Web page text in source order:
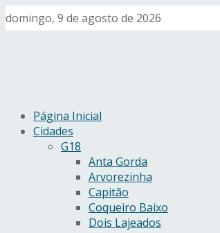
domingo, 9 de agosto de 2026
Página Inicial
Cidades
G18
Anta Gorda
Arvorezinha
Capitão
Coqueiro Baixo
Dois Lajeados